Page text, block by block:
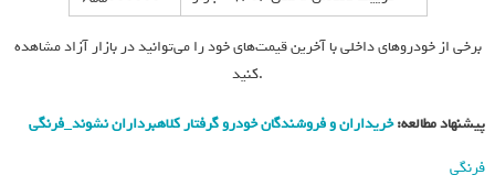
برخی از خودروهای داخلی با آخرین قیمت‌های خود را می‌توانید در بازار آزاد مشاهده
کنید.
پیشنهاد مطالعه:خریداران و فروشندگان خودرو گرفتار کلاهبرداران نشوند_فرنگی
فرنگی